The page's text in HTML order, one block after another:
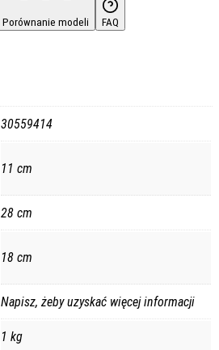
Porównanie modeli FAQ
30559414
11 cm
28 cm
18 cm
Napisz, żeby uzyskać więcej informacji
1 kg